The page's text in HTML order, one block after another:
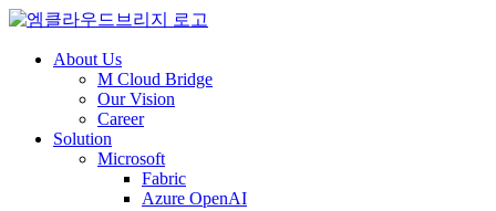
About Us
M Cloud Bridge
Our Vision
Career
Solution
Microsoft
Fabric
Azure OpenAI